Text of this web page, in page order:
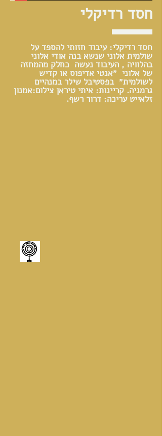
חסד רדיקלי
חסד רדיקלי: עיבוד חזותי להספד על
שולמית אלוני שנשא בנה אודי אלוני
בהלוויה , העיבוד נעשה כחלק מהמחזה
של אלוני ״אנטי אדיפוס או קדיש
לשולמית״ בפסטיבל שילר במנהיים
גרמניה. קריינות: איתי טיראן צילום:אמנון
זלאייט עריכה: דרור רשף.